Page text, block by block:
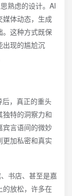
熟虑的设计。AI
媒体动态，生成
。这种方式既保
出现的尴尬沉
后，真正的重头
特的洞察力和
宾言语间的微妙
更加私密和真实
书店、甚至是嘉
的放松，许多在